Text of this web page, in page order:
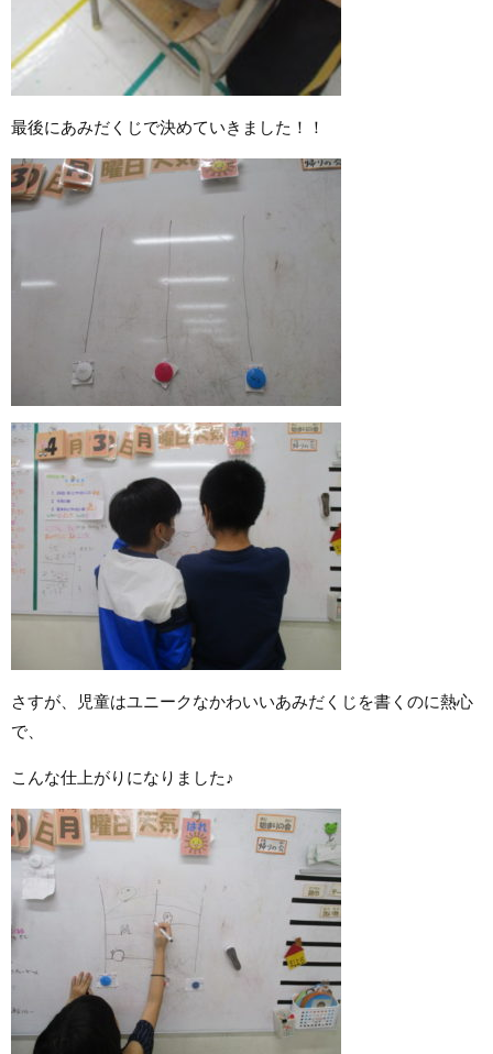
最後にあみだくじで決めていきました！！
さすが、児童はユニークなかわいいあみだくじを書くのに熱心
で、
こんな仕上がりになりました♪